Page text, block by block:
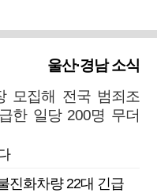
울산·경남 소식
모집해 전국 범죄조
한 일당 200명 무더
진화차량 22대 긴급